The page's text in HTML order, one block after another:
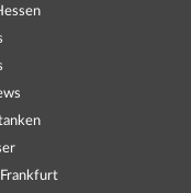
Frankfurt